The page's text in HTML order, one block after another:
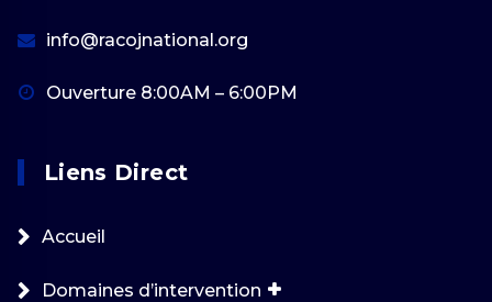
info@racojnational.org
Ouverture 8:00AM – 6:00PM
Liens Direct
Accueil
Domaines d’intervention